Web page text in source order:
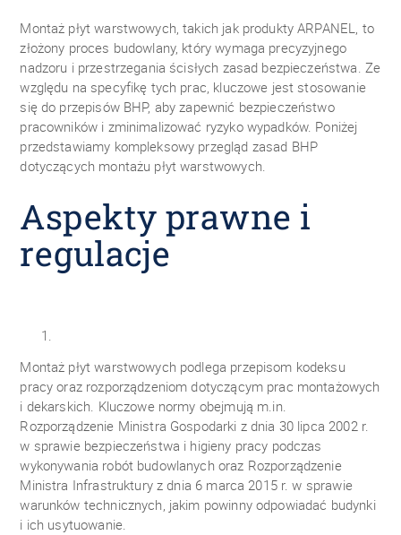
Montaż płyt warstwowych, takich jak produkty ARPANEL, to
złożony proces budowlany, który wymaga precyzyjnego
nadzoru i przestrzegania ścisłych zasad bezpieczeństwa. Ze
względu na specyfikę tych prac, kluczowe jest stosowanie
się do przepisów BHP, aby zapewnić bezpieczeństwo
pracowników i zminimalizować ryzyko wypadków. Poniżej
przedstawiamy kompleksowy przegląd zasad BHP
dotyczących montażu płyt warstwowych.
Aspekty prawne i
regulacje
Montaż płyt warstwowych podlega przepisom kodeksu
pracy oraz rozporządzeniom dotyczącym prac montażowych
i dekarskich. Kluczowe normy obejmują m.in.
Rozporządzenie Ministra Gospodarki z dnia 30 lipca 2002 r.
w sprawie bezpieczeństwa i higieny pracy podczas
wykonywania robót budowlanych oraz Rozporządzenie
Ministra Infrastruktury z dnia 6 marca 2015 r. w sprawie
warunków technicznych, jakim powinny odpowiadać budynki
i ich usytuowanie.